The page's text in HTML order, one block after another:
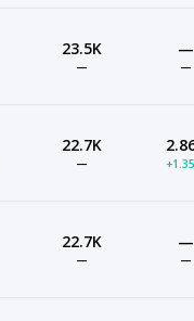
23.5K
—
—
—
22.7K
—
22.7K
—
—
—